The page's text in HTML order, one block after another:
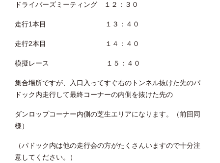
ドライバーズミーティング １２：３０
走行1本目 １３：４０
走行2本目 １４：４０
模擬レース １５：４０
集合場所ですが、入口入ってすぐ右のトンネル抜けた先のパ
ドック内走行して最終コーナーの内側を抜けた先の
ダンロップコーナー内側の芝生エリアになります。（前回同
様）
（パドック内は他の走行会の方がたくさんいますので十分注
意してください。）